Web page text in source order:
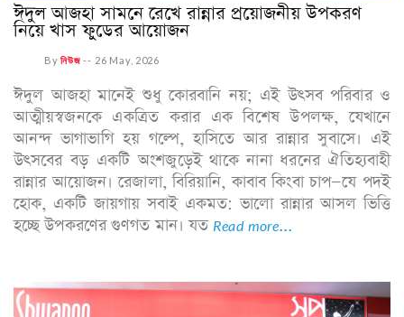
ঈদুল আজহা সামনে রেখে রান্নার প্রয়োজনীয় উপকরণ
নিয়ে খাস ফুডের আয়োজন
Byনিউজ -- 26 May, 2026
ঈদুল আজহা মানেই শুধু কোরবানি নয়; এই উৎসব পরিবার ও
আত্মীয়স্বজনকে একত্রিত করার এক বিশেষ উপলক্ষ, যেখানে
আনন্দ ভাগাভাগি হয় গল্পে, হাসিতে আর রান্নার সুবাসে। এই
উৎসবের বড় একটি অংশজুড়েই থাকে নানা ধরনের ঐতিহ্যবাহী
রান্নার আয়োজন। রেজালা, বিরিয়ানি, কাবাব কিংবা চাপ—যে পদই
হোক, একটি জায়গায় সবাই একমত: ভালো রান্নার আসল ভিত্তি
হচ্ছে উপকরণের গুণগত মান। যত Read more...